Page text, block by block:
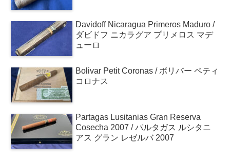
Davidoff Nicaragua Primeros Maduro /
ダビドフ ニカラグア プリメロス マデ
ューロ
Bolivar Petit Coronas / ボリバー ペティ
コロナス
Partagas Lusitanias Gran Reserva
Cosecha 2007 / パルタガス ルシタニ
アス グラン レゼルバ 2007